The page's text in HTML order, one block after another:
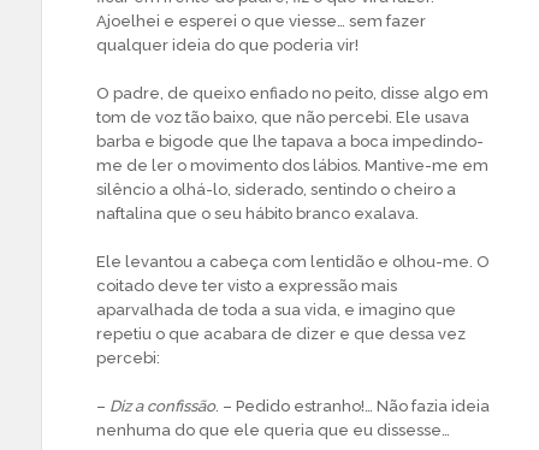
Ajoelhei e esperei o que viesse… sem fazer
qualquer ideia do que poderia vir!
O padre, de queixo enfiado no peito, disse algo em
tom de voz tão baixo, que não percebi. Ele usava
barba e bigode que lhe tapava a boca impedindo-
me de ler o movimento dos lábios. Mantive-me em
silêncio a olhá-lo, siderado, sentindo o cheiro a
naftalina que o seu hábito branco exalava.
Ele levantou a cabeça com lentidão e olhou-me. O
coitado deve ter visto a expressão mais
aparvalhada de toda a sua vida, e imagino que
repetiu o que acabara de dizer e que dessa vez
percebi:
– Diz a confissão. – Pedido estranho!… Não fazia ideia
nenhuma do que ele queria que eu dissesse…